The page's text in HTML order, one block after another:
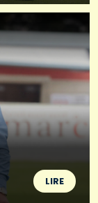
LIRE